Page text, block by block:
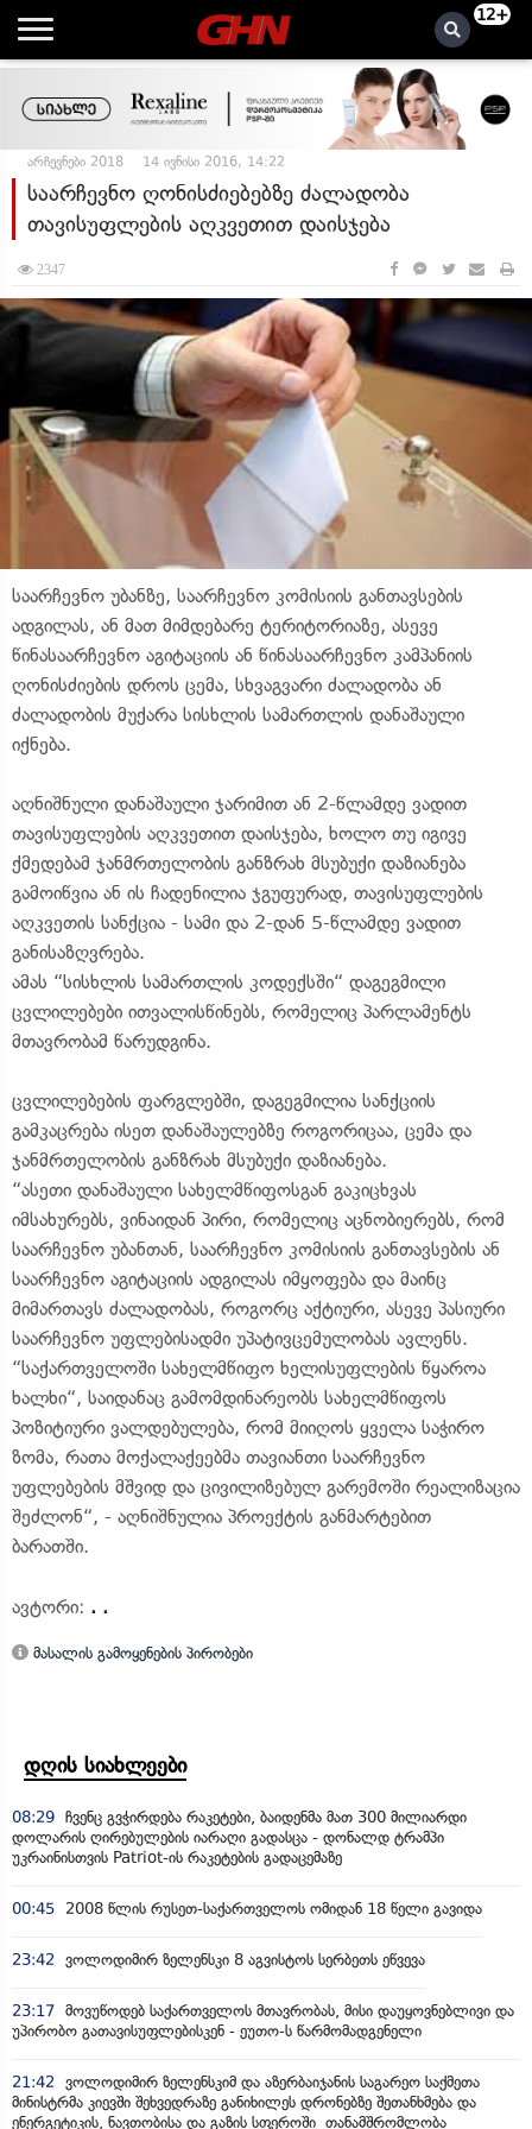
12+
არჩევნები 2018 14 ივნისი 2016, 14:22
საარჩევნო ღონისძიებებზე ძალადობა
თავისუფლების აღკვეთით დაისჯება
2347
საარჩევნო უბანზე, საარჩევნო კომისიის განთავსების
ადგილას, ან მათ მიმდებარე ტერიტორიაზე, ასევე
წინასაარჩევნო აგიტაციის ან წინასაარჩევნო კამპანიის
ღონისძიების დროს ცემა, სხვაგვარი ძალადობა ან
ძალადობის მუქარა სისხლის სამართლის დანაშაული
იქნება.
აღნიშნული დანაშაული ჯარიმით ან 2-წლამდე ვადით
თავისუფლების აღკვეთით დაისჯება, ხოლო თუ იგივე
ქმედებამ ჯანმრთელობის განზრახ მსუბუქი დაზიანება
გამოიწვია ან ის ჩადენილია ჯგუფურად, თავისუფლების
აღკვეთის სანქცია - სამი და 2-დან 5-წლამდე ვადით
განისაზღვრება.
ამას “სისხლის სამართლის კოდექსში“ დაგეგმილი
ცვლილებები ითვალისწინებს, რომელიც პარლამენტს
მთავრობამ წარუდგინა.
ცვლილებების ფარგლებში, დაგეგმილია სანქციის
გამკაცრება ისეთ დანაშაულებზე როგორიცაა, ცემა და
ჯანმრთელობის განზრახ მსუბუქი დაზიანება.
“ასეთი დანაშაული სახელმწიფოსგან გაკიცხვას
იმსახურებს, ვინაიდან პირი, რომელიც აცნობიერებს, რომ
საარჩევნო უბანთან, საარჩევნო კომისიის განთავსების ან
საარჩევნო აგიტაციის ადგილას იმყოფება და მაინც
მიმართავს ძალადობას, როგორც აქტიური, ასევე პასიური
საარჩევნო უფლებისადმი უპატივცემულობას ავლენს.
“საქართველოში სახელმწიფო ხელისუფლების წყაროა
ხალხი“, საიდანაც გამომდინარეობს სახელმწიფოს
პოზიტიური ვალდებულება, რომ მიიღოს ყველა საჭირო
ზომა, რათა მოქალაქეებმა თავიანთი საარჩევნო
უფლებების მშვიდ და ცივილიზებულ გარემოში რეალიზაცია
შეძლონ“, - აღნიშნულია პროექტის განმარტებით
ბარათში.
ავტორი: . .
მასალის გამოყენების პირობები
დღის სიახლეები
08:29 ჩვენც გვჭირდება რაკეტები, ბაიდენმა მათ 300 მილიარდი
დოლარის ღირებულების იარაღი გადასცა - დონალდ ტრამპი
უკრაინისთვის Patriot-ის რაკეტების გადაცემაზე
00:45 2008 წლის რუსეთ-საქართველოს ომიდან 18 წელი გავიდა
23:42 ვოლოდიმირ ზელენსკი 8 აგვისტოს სერბეთს ეწვევა
23:17 მოვუწოდებ საქართველოს მთავრობას, მისი დაუყოვნებლივი და
უპირობო გათავისუფლებისკენ - ეუთო-ს წარმომადგენელი
21:42 ვოლოდიმირ ზელენსკიმ და აზერბაიჯანის საგარეო საქმეთა
მინისტრმა კიევში შეხვედრაზე განიხილეს დრონებზე შეთანხმება და
ენერგეტიკის, ნავთობისა და გაზის სფეროში თანამშრომლობა